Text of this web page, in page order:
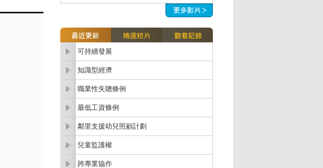
可持續發展
知識型經濟
職業性失聰條例
最低工資條例
鄰里支援幼兒照顧計劃
兒童監護權
跨專業協作